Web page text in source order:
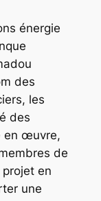
énergie
des
les
des
en œuvre,
de
projet en
une